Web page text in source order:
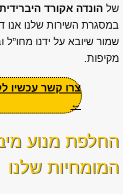
של הונדה אקורד
במסגרת השירות שלנו אנו
שמור שיובא על ידנו מחו”ל
מקיפות.
צרו קשר עכשיו
←
החלפת מנוע
המומחיות שלנו